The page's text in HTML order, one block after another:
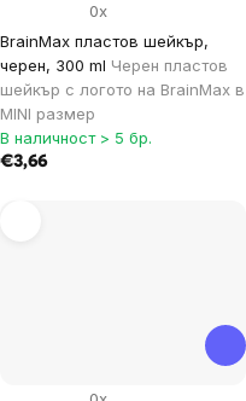
BrainMax пластов шейкър,
черен, 300 ml Черен пластов
шейкър с логото на BrainMax в
MINI размер
0x
В наличност > 5 бр.
€3,66